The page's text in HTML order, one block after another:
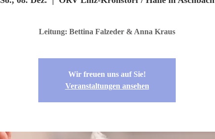
Leitung: Bettina Falzeder & Anna Kraus
Wir freuen uns auf Sie!
Veranstaltungen ansehen